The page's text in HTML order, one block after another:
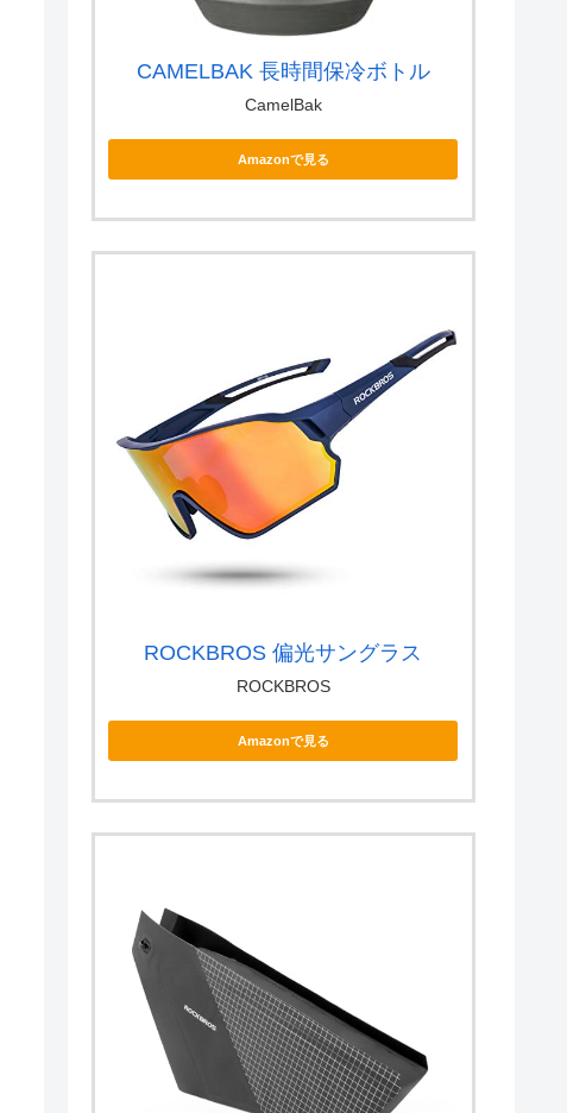
CAMELBAK 長時間保冷ボトル
CamelBak
Amazonで見る
ROCKBROS 偏光サングラス
ROCKBROS
Amazonで見る